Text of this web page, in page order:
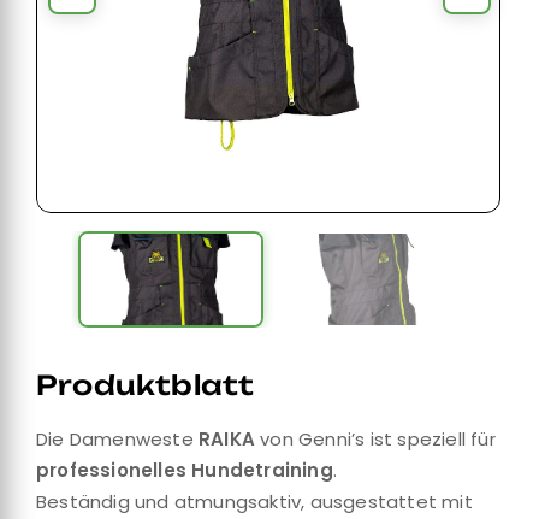
Produktblatt
Die Damenweste RAIKAvon Genni’s ist speziell für
professionelles Hundetraining.
Beständig und atmungsaktiv, ausgestattet mit